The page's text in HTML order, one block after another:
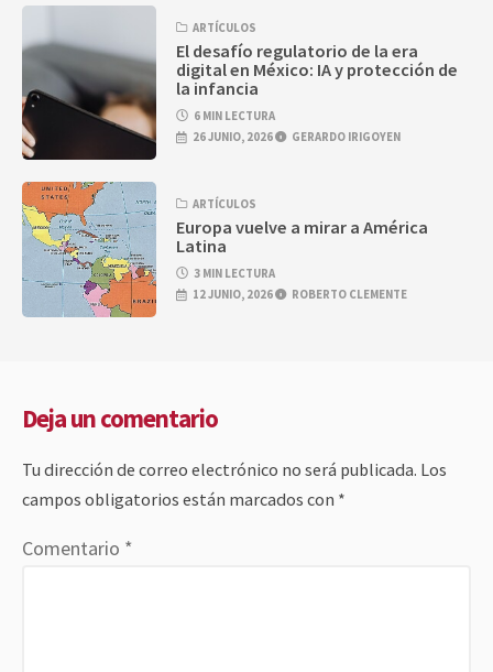
ARTÍCULOS
El desafío regulatorio de la era
digital en México: IA y protección de
la infancia
6 MIN LECTURA
26 JUNIO, 2026
GERARDO IRIGOYEN
ARTÍCULOS
Europa vuelve a mirar a América
Latina
3 MIN LECTURA
12 JUNIO, 2026
ROBERTO CLEMENTE
Deja un comentario
Tu dirección de correo electrónico no será publicada. Los
campos obligatorios están marcados con *
Comentario *